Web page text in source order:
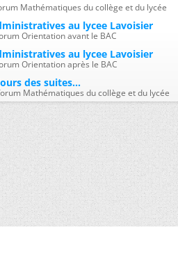
Mathématiques du collège et du lycée
au lycee Lavoisier
Orientation avant le BAC
au lycee Lavoisier
Orientation après le BAC
des suites...
Mathématiques du collège et du lycée